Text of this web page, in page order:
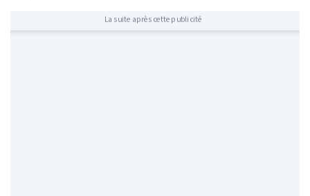
La suite après cette publicité